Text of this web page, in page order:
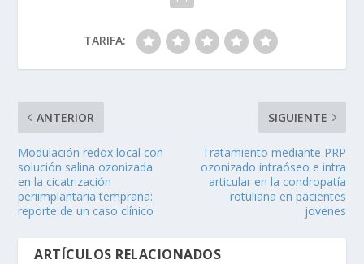
TARIFA:
ANTERIOR
Modulación redox local con
solución salina ozonizada
en la cicatrización
periimplantaria temprana:
reporte de un caso clínico
SIGUIENTE
Tratamiento mediante PRP
ozonizado intraóseo e intra
articular en la condropatía
rotuliana en pacientes
jovenes
ARTÍCULOS RELACIONADOS